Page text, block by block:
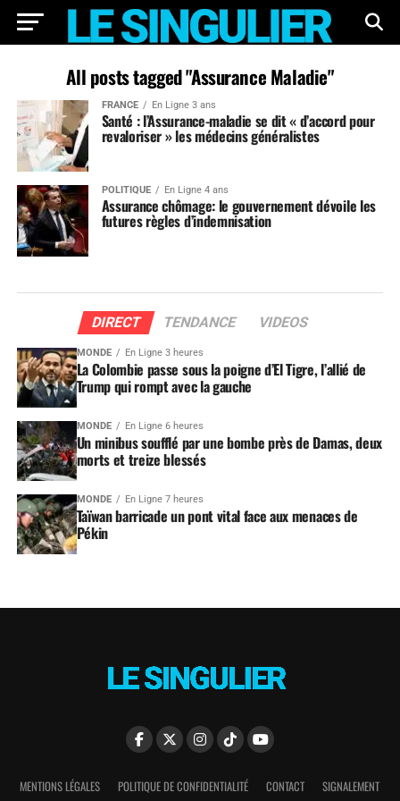
All posts tagged "Assurance Maladie"
FRANCE En Ligne 3 ans
Santé : l’Assurance-maladie se dit « d’accord pour
revaloriser » les médecins généralistes
POLITIQUE En Ligne 4 ans
Assurance chômage: le gouvernement dévoile les
futures règles d’indemnisation
DIRECT TENDANCE VIDEOS
MONDE En Ligne 3 heures
La Colombie passe sous la poigne d’El Tigre, l’allié de
Trump qui rompt avec la gauche
MONDE En Ligne 6 heures
Un minibus soufflé par une bombe près de Damas, deux
morts et treize blessés
MONDE En Ligne 7 heures
Taïwan barricade un pont vital face aux menaces de
Pékin
MENTIONS LÉGALES POLITIQUE DE CONFIDENTIALITÉ CONTACT SIGNALEMENT